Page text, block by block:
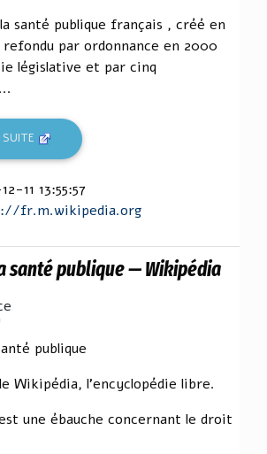
santé publique français , créé en
refondu par ordonnance en 2000
législative et par cinq
SUITE
11 13:55:57
fr.m.wikipedia.org
santé publique — Wikipédia
publique
Wikipédia, l'encyclopédie libre.
une ébauche concernant le droit